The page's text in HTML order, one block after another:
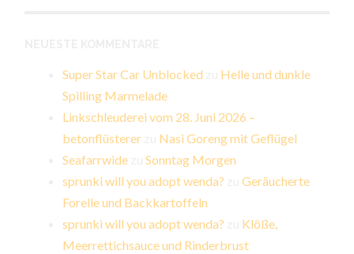
Super Star Car Unblocked
Helle und dunkle
Spilling Marmelade
Linkschleuderei vom 28. Juni 2026 –
betonflüsterer
Nasi Goreng mit Geflügel
Seafarrwide zuSonntag Morgen
sprunki will you adopt wenda? zuGeräucherte
Forelle und Backkartoffeln
sprunki will you adopt wenda?
Klöße,
Meerrettichsauce und Rinderbrust